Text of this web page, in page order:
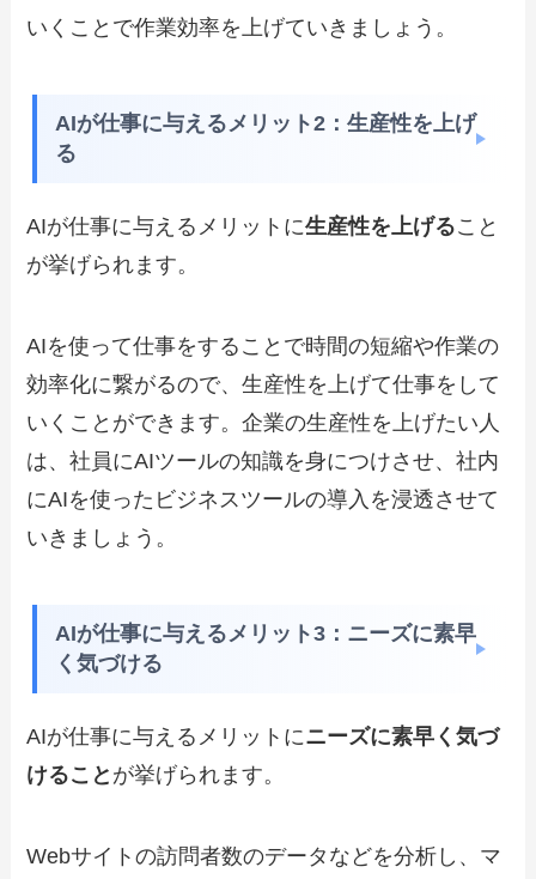
いくことで作業効率を上げていきましょう。
AIが仕事に与えるメリット2：生産性を上げ
る
AIが仕事に与えるメリットに生産性を上げること
が挙げられます。
AIを使って仕事をすることで時間の短縮や作業の
効率化に繋がるので、生産性を上げて仕事をして
いくことができます。企業の生産性を上げたい人
は、社員にAIツールの知識を身につけさせ、社内
にAIを使ったビジネスツールの導入を浸透させて
いきましょう。
AIが仕事に与えるメリット3：ニーズに素早
く気づける
AIが仕事に与えるメリットにニーズに素早く気づ
けること が挙げられます。
Webサイトの訪問者数のデータなどを分析し、マ